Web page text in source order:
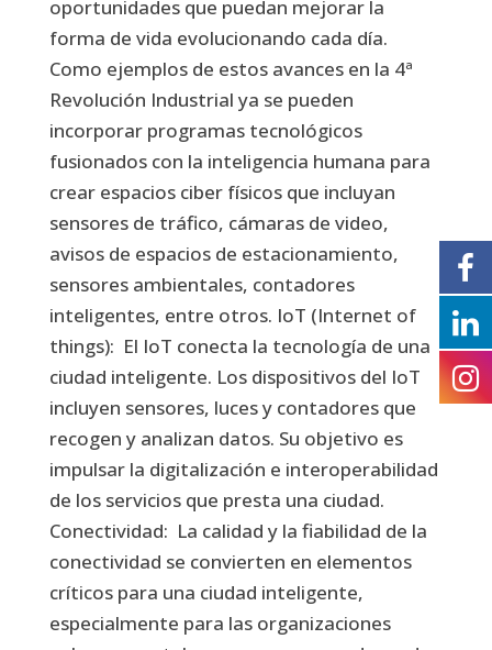
oportunidades que puedan mejorar la
forma de vida evolucionando cada día.
Como ejemplos de estos avances en la 4ª
Revolución Industrial ya se pueden
incorporar programas tecnológicos
fusionados con la inteligencia humana para
crear espacios ciber físicos que incluyan
sensores de tráfico, cámaras de video,
avisos de espacios de estacionamiento,
sensores ambientales, contadores
inteligentes, entre otros. IoT (Internet of
things): El IoT conecta la tecnología de una
ciudad inteligente. Los dispositivos del IoT
incluyen sensores, luces y contadores que
recogen y analizan datos. Su objetivo es
impulsar la digitalización e interoperabilidad
de los servicios que presta una ciudad.
Conectividad: La calidad y la fiabilidad de la
conectividad se convierten en elementos
críticos para una ciudad inteligente,
especialmente para las organizaciones